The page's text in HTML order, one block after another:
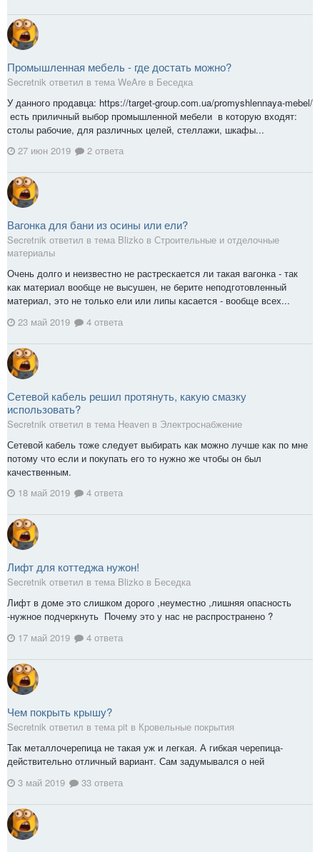
Промышленная мебель - где достать можно?
Secretnik ответил в тема WeAre в Беседка
У данного продавца: https://target-group.com.ua/promyshlennaya-mebel/
есть приличный выбор промышленной мебели в которую входят:
столы рабочие, для различных целей, стеллажи, шкафы...
27 июн 2019
2 ответа
Вагонка для бани из осины или ели?
Secretnik ответил в тема Blizko в Строительные и отделочные
материалы
Очень долго и неизвестно не растрескается ли такая вагонка - так
как материал вообще не высушен, не берите неподготовленный
материал, это не только ели или липы касается - вообще всех...
23 май 2019
4 ответа
Сетевой кабель решил протянуть, какую смазку
использовать?
Secretnik ответил в тема Heaven в Электроснабжение
Сетевой кабель тоже следует выбирать как можно лучше как по мне
потому что если и покупать его то нужно же чтобы он был
качественным.
18 май 2019
4 ответа
Лифт для коттеджа нужон!
Secretnik ответил в тема Blizko в Беседка
Лифт в доме это слишком дорого ,неуместно ,лишняя опасность
-нужное подчеркнуть Почему это у нас не распространено ?
17 май 2019
4 ответа
Чем покрыть крышу?
Secretnik ответил в тема pit в Кровельные покрытия
Так металлочерепица не такая уж и легкая. А гибкая черепица-
действительно отличный вариант. Сам задумывался о ней
3 май 2019
33 ответа